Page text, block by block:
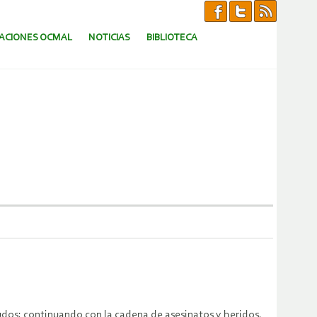
OCMAL NOTICIAS BIBLIOTECA